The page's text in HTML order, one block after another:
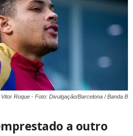
Vitor Roque - Foto: Divulgação/Barcelona / Banda B
a outro